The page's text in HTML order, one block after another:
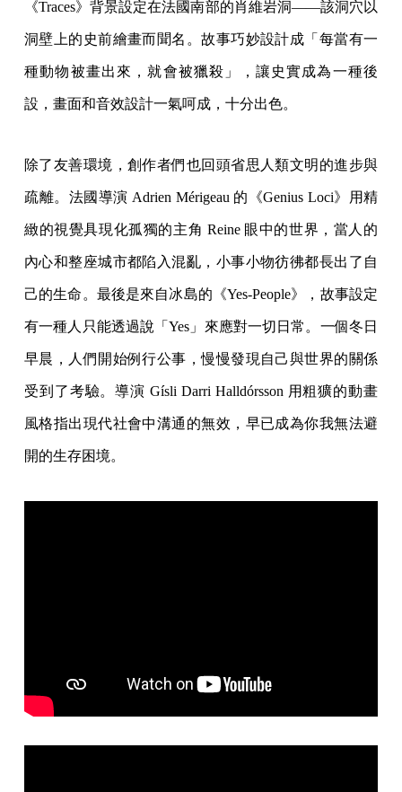
《Traces》背景設定在法國南部的肖維岩洞——該洞穴以
洞壁上的史前繪畫而聞名。故事巧妙設計成「每當有一
種動物被畫出來，就會被獵殺」，讓史實成為一種後
設，畫面和音效設計一氣呵成，十分出色。
除了友善環境，創作者們也回頭省思人類文明的進步與
疏離。法國導演 Adrien Mérigeau 的《Genius Loci》用精
緻的視覺具現化孤獨的主角 Reine 眼中的世界，當人的
內心和整座城市都陷入混亂，小事小物彷彿都長出了自
己的生命。最後是來自冰島的《Yes-People》，故事設定
有一種人只能透過說「Yes」來應對一切日常。一個冬日
早晨，人們開始例行公事，慢慢發現自己與世界的關係
受到了考驗。導演 Gísli Darri Halldórsson 用粗獷的動畫
風格指出現代社會中溝通的無效，早已成為你我無法避
開的生存困境。